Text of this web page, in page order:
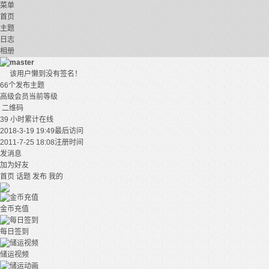
菜单
首页
主题
日志
相册
master
该用户懒到没有签名！
66个发布主题
高级会员当前等级
二维码
39 小时累计在线
2018-3-19 19:49最后访问
2011-7-25 18:08注册时间
发消息
加为好友
首页 话题 发布 我的
金币充值
每日签到
储运视频